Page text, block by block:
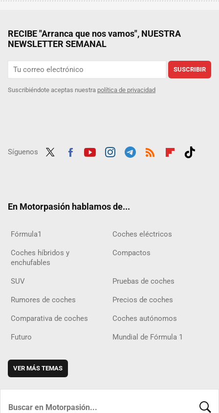
RECIBE "Arranca que nos vamos", NUESTRA
NEWSLETTER SEMANAL
SUSCRIBIR
Suscribiéndote aceptas nuestra política de privacidad
Síguenos
En Motorpasión hablamos de...
Fórmula1 Coches eléctricos
Coches híbridos y
enchufables
Compactos
SUV Pruebas de coches
Rumores de coches Precios de coches
Comparativa de coches Coches autónomos
Futuro Mundial de Fórmula 1
VER MÁS TEMAS